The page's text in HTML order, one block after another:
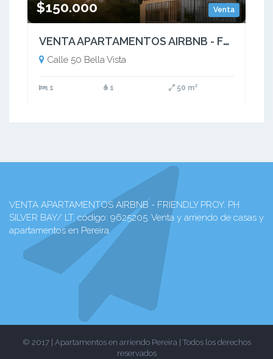
Venta
$150.000
VENTA APARTAMENTOS AIRBNB - FRIENDLY PROY. PH SILVER BAY/ LT
Calle 50 Bella Vista
1 1 50 m²
VENTA APARTAMENTOS AIRBNB - FRIENDLY PROY. PH
SILVER BAY/ LT, código: 9625205. Venta y arriendo de casas y
apartamentos en Pereira
© 2017 | Apartamentos en arriendo Pereira | Todos los derechos
reservados